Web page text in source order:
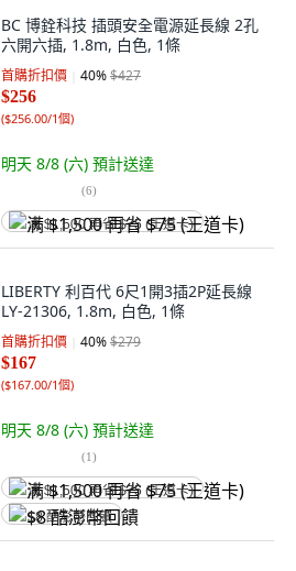
BC 博銓科技 插頭安全電源延長線 2孔
六開六插, 1.8m, 白色, 1條
首購折扣價 40%$427
$256
($256.00/1個)
明天 8/8 (六) 預計送達
(6)
满 $1,500 再省 $75 (王道卡)
LIBERTY 利百代 6尺1開3插2P延長線
LY-21306, 1.8m, 白色, 1條
首購折扣價 40%$279
$167
($167.00/1個)
明天 8/8 (六) 預計送達
(1)
满 $1,500 再省 $75 (王道卡)
$8 酷澎幣回饋